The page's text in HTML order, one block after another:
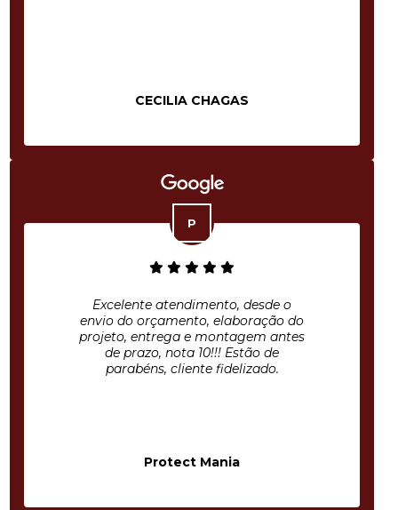
CECILIA CHAGAS
Excelente atendimento, desde o
envio do orçamento, elaboração do
projeto, entrega e montagem antes
de prazo, nota 10!!! Estão de
parabéns, cliente fidelizado.
Protect Mania